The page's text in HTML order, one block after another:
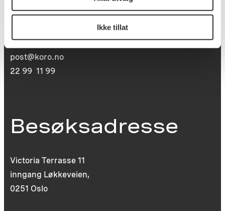
Ikke tillat
Postboks 6994
post@koro.no
22 99 11 99
Besøksadresse
Victoria Terrasse 11
inngang Løkkeveien,
0251 Oslo